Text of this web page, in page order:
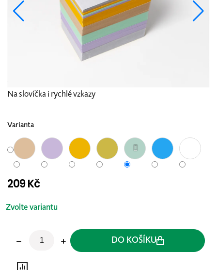
Na slovíčka i rychlé vzkazy
Varianta
209 Kč
Měrná
Zvolte variantu
DO KOŠÍKU